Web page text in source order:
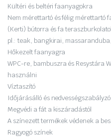
Kültéri és beltéri faanyagokra
Nem mérettartó és félig mérettartó
(Kerti) bútorra és fa
pl.: teak, bangkirai,
Hőkezelt faanyagra
WPC-re, bambuszra és Resystára
használni
Víztaszító
Időjárásálló és nedvességszabályzó
Megvédi a fát a kiszáradástól
A színezett termékek védenek a
Ragyogó színek